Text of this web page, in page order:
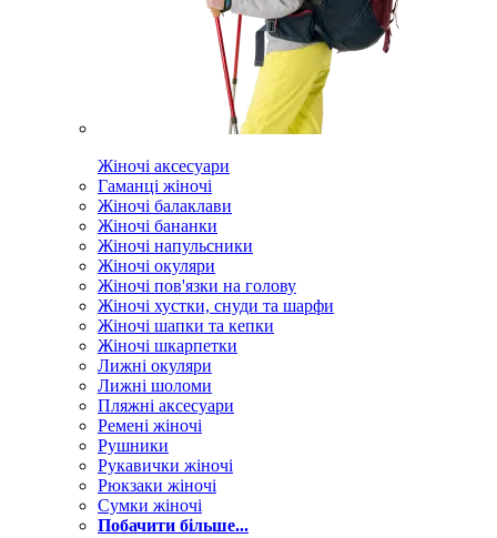
Жіночі аксесуари
Гаманці жіночі
Жіночі балаклави
Жіночі бананки
Жіночі напульсники
Жіночі окуляри
Жіночі пов'язки на голову
Жіночі хустки, снуди та шарфи
Жіночі шапки та кепки
Жіночі шкарпетки
Лижні окуляри
Лижні шоломи
Пляжні аксесуари
Ремені жіночі
Рушники
Рукавички жіночі
Рюкзаки жіночі
Сумки жіночі
Побачити більше...